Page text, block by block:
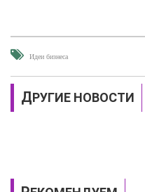
Идеи бизнеса
ДРУГИЕ НОВОСТИ